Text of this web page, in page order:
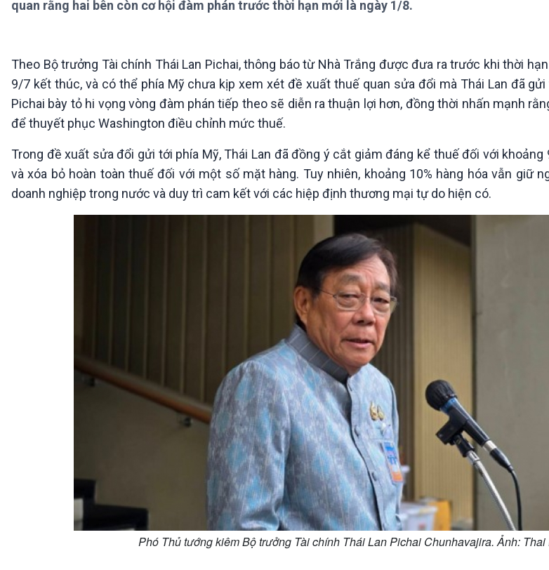
360 độ Sức khỏe
Chuyên gia của bạn
Xã hội chuyển động
Bước chân đến trường
Kết nối công nghệ
Chát với người nổi tiếng
VOV1 đặc biệt
Chân dung cuộc sống
Các chương trình đặc biệt
quan rằng hai bên còn cơ hội đàm phán trước thời hạn mới là ngày 1/8.
Theo Bộ trưởng Tài chính Thái Lan Pichai, thông báo từ Nhà Trắng được đưa ra trước khi thời
9/7 kết thúc, và có thể phía Mỹ chưa kịp xem xét đề xuất thuế quan sửa đổi mà Thái Lan đã gửi
Pichai bày tỏ hi vọng vòng đàm phán tiếp theo sẽ diễn ra thuận lợi hơn, đồng thời nhấn mạnh
để thuyết phục Washington điều chỉnh mức thuế.
Trong đề xuất sửa đổi gửi tới phía Mỹ, Thái Lan đã đồng ý cắt giảm đáng kể thuế đối với khoảng
và xóa bỏ hoàn toàn thuế đối với một số mặt hàng. Tuy nhiên, khoảng 10% hàng hóa vẫn giữ
doanh nghiệp trong nước và duy trì cam kết với các hiệp định thương mại tự do hiện có.
Phó Thủ tướng kiêm Bộ trưởng Tài chính Thái Lan Pichai Chunhavajira. Ảnh: Thai